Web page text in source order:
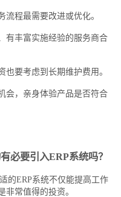
程最需要改进或优化。
丰富实施经验的服务商合
要考虑到长期维护费用。
，亲身体验产品是否符合
要引入ERP系统吗？
ERP系统不仅能提高工作
非常值得的投资。